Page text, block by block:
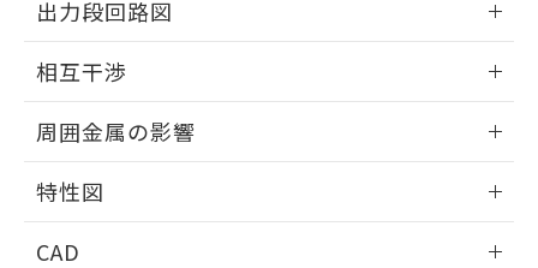
外形図
出力段回路図
出力段回路図
相互干渉
相互干渉
周囲金属の影響
周囲金属の影響
特性図
CAD
指します。
ものではありません。
また、RoHS指令のフタル酸エステル類４
物質の対応では、対応完了までの期間は出
荷製品に未対応品が混在することから備考
欄に対応日を記載しておりました。
既に当社にて対応品への在庫切替を完了
り、2022年1月12日より割愛しておりま
す。